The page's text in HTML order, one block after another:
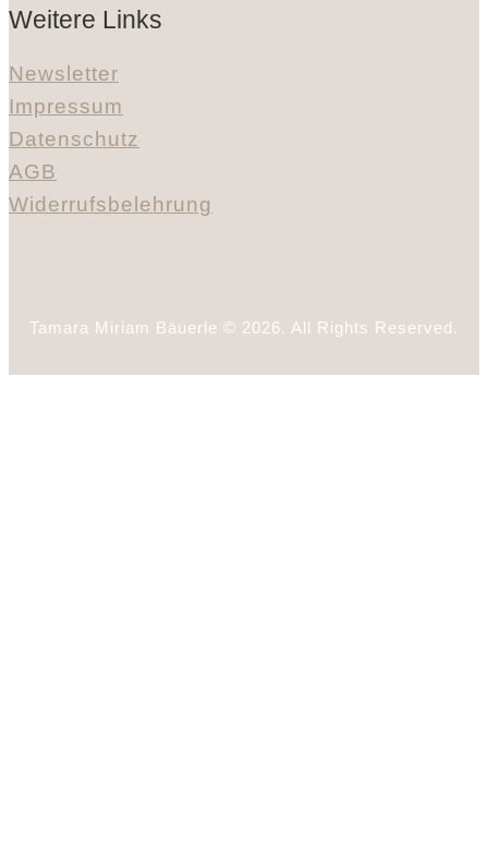
Weitere Links
Newsletter
Impressum
Datenschutz
AGB
Widerrufsbelehrung
Tamara Miriam Bäuerle © 2026. All Rights Reserved.